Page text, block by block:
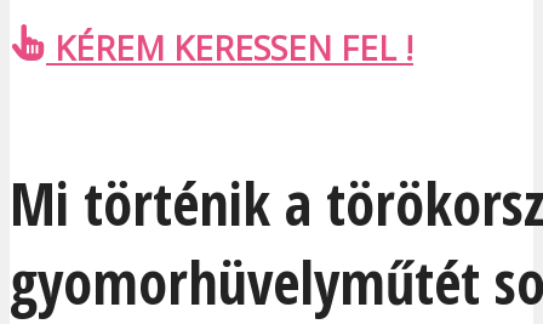
KÉREM KERESSEN FEL !
Mi történik a
gyomorhüvelyműtét